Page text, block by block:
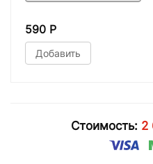
590 Р
Добавить
Стоимость: 2